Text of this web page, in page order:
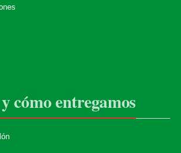
cómo entregamos